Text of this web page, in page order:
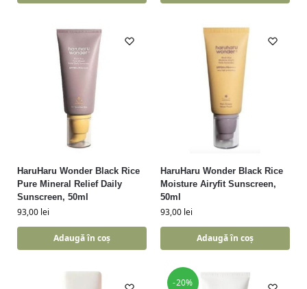
HaruHaru Wonder Black Rice
Pure Mineral Relief Daily
Sunscreen, 50ml
93,00 lei
Adaugă în coș
HaruHaru Wonder Black Rice
Moisture Airyfit Sunscreen,
50ml
93,00 lei
Adaugă în coș
-20%